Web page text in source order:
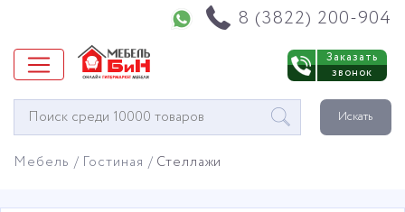
8 (3822) 200-904
Заказать
звонок
Окно
поиска
Искать
Мебель Гостиная Стеллажи